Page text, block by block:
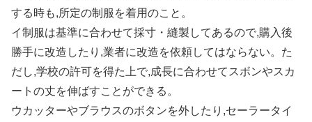
する時も,所定の制服を着用のこと。
イ制服は基準に合わせて採寸・縫製してあるので,購入後
勝手に改造したり,業者に改造を依頼してはならない。た
だし,学校の許可を得た上で,成長に合わせてスボンやスカ
ートの丈を伸ばすことができる。
ウカッターやブラウスのボタンを外したり,セーラータイ